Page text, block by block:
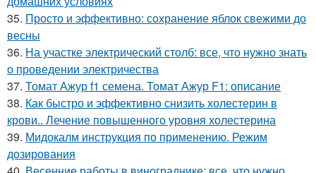
35. Просто и эффективно: сохранение яблок свежими до
весны
36. На участке электрический столб: все, что нужно знать
о проведении электричества
37. Томат Ажур f1 семена. Томат Ажур F1: описание
38. Как быстро и эффективно снизить холестерин в
крови.. Лечение повышенного уровня холестерина
39. Мидокалм инструкция по применению. Режим
дозирования